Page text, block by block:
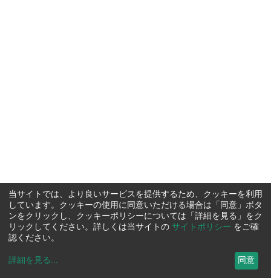
当サイトでは、より良いサービスを提供するため、クッキーを利用
しています。クッキーの使用に同意いただける場合は「同意」ボタ
ンをクリックし、クッキーポリシーについては「詳細を見る」をク
リックしてください。詳しくは当サイトの サイトポリシー をご確
認ください。
詳細を見る ... 同意